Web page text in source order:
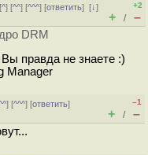
^] [^^] [^^^] [ответить][↓]
+2
+ / –
DRM
правда не знаете :)
Manager
] [^^^] [ответить]
–1
+ / –